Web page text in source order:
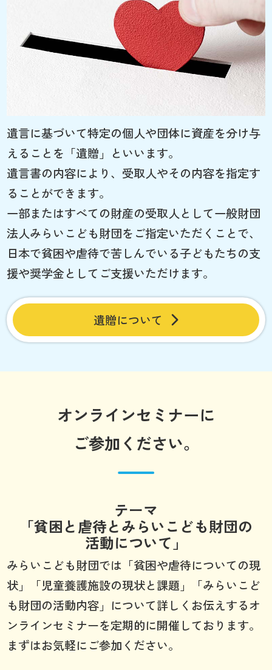
遺言に基づいて特定の個人や団体に資産を分け与
えることを「遺贈」といいます。
遺言書の内容により、受取人やその内容を指定す
ることができます。
一部またはすべての財産の受取人として一般財団
法人みらいこども財団をご指定いただくことで、
日本で貧困や虐待で苦しんでいる子どもたちの支
援や奨学金としてご支援いただけます。
遺贈について
オンラインセミナーに
ご参加ください。
テーマ
「貧困と虐待とみらいこども財団の
活動について」
みらいこども財団では「貧困や虐待についての現
状」「児童養護施設の現状と課題」「みらいこど
も財団の活動内容」について詳しくお伝えするオ
ンラインセミナーを定期的に開催しております。
まずはお気軽にご参加ください。